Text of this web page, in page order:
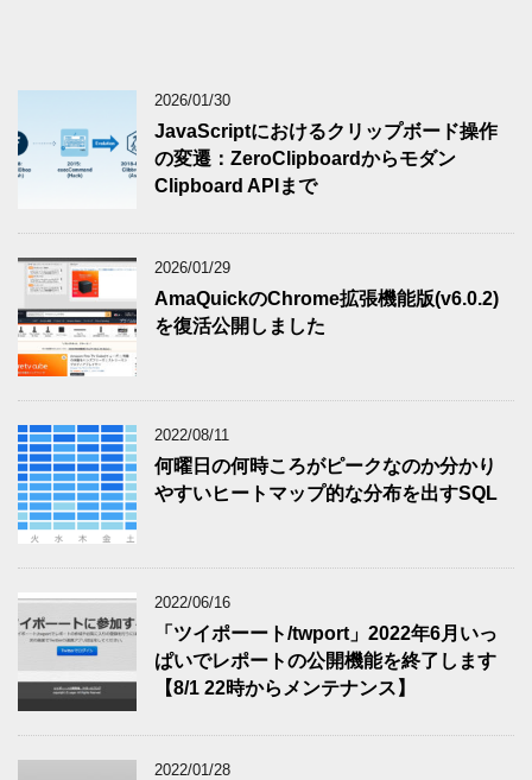
2026/01/30
JavaScriptにおけるクリップボード操作
の変遷：ZeroClipboardからモダン
Clipboard APIまで
2026/01/29
AmaQuickのChrome拡張機能版(v6.0.2)
を復活公開しました
2022/08/11
何曜日の何時ころがピークなのか分かり
やすいヒートマップ的な分布を出すSQL
2022/06/16
「ツイポーート/twport」2022年6月いっ
ぱいでレポートの公開機能を終了します
【8/1 22時からメンテナンス】
2022/01/28